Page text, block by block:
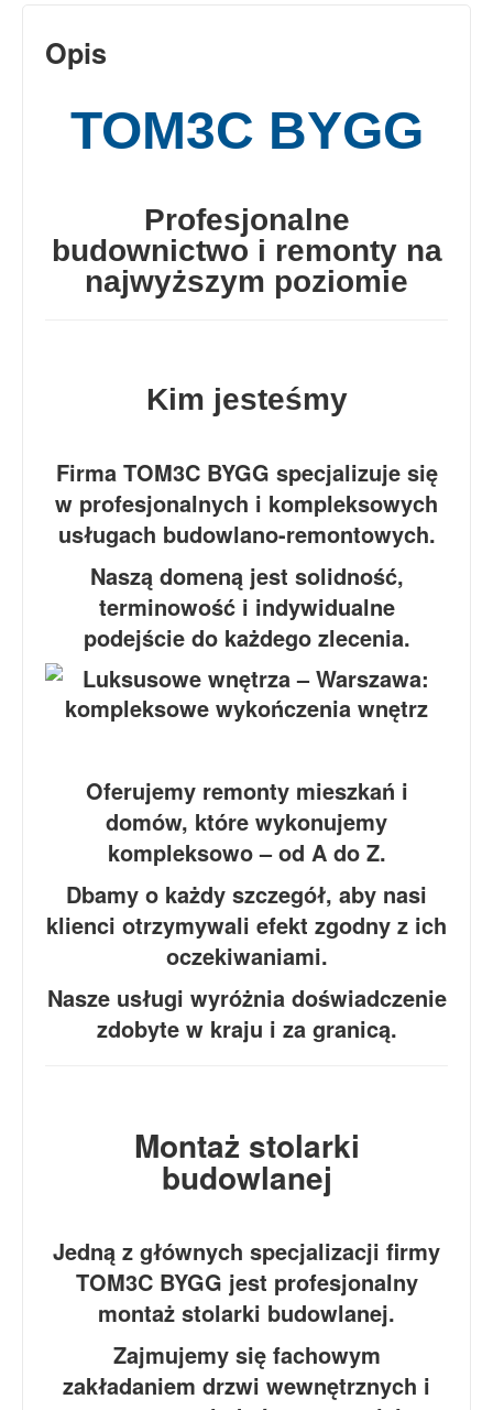
Opis
TOM3C BYGG
Profesjonalne
budownictwo i remonty na
najwyższym poziomie
Kim jesteśmy
Firma TOM3C BYGG specjalizuje się
w profesjonalnych i kompleksowych
usługach budowlano-remontowych.
Naszą domeną jest solidność,
terminowość i indywidualne
podejście do każdego zlecenia.
Oferujemy remonty mieszkań i
domów, które wykonujemy
kompleksowo – od A do Z.
Dbamy o każdy szczegół, aby nasi
klienci otrzymywali efekt zgodny z ich
oczekiwaniami.
Nasze usługi wyróżnia doświadczenie
zdobyte w kraju i za granicą.
Montaż stolarki
budowlanej
Jedną z głównych specjalizacji firmy
TOM3C BYGG jest profesjonalny
montaż stolarki budowlanej.
Zajmujemy się fachowym
zakładaniem drzwi wewnętrznych i